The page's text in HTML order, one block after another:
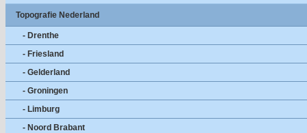
Topografie Nederland
- Drenthe
- Friesland
- Gelderland
- Groningen
- Limburg
- Noord Brabant